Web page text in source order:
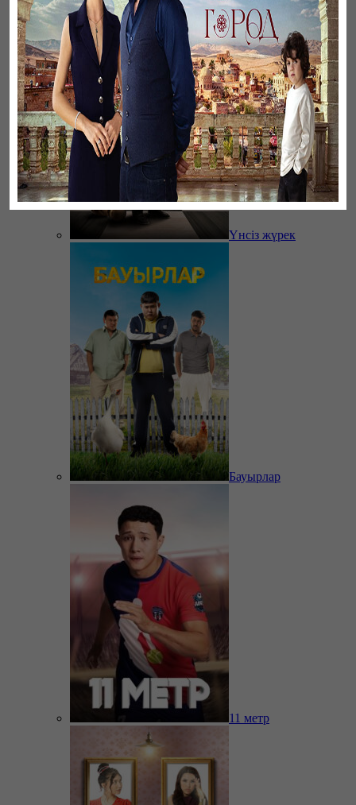
Үнсіз жүрек
Бауырлар
11 метр